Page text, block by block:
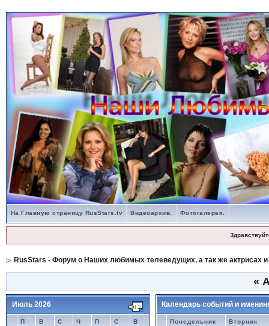
На Главную страницу RusStars.tv Видеоархив. Фотогалерея.
RusStars - Форум о Наших любимых телеведущих, а так же актрисах и
«
Июль 2026
П В С Ч П С В
Календарь событий и
Понедельник Вторник